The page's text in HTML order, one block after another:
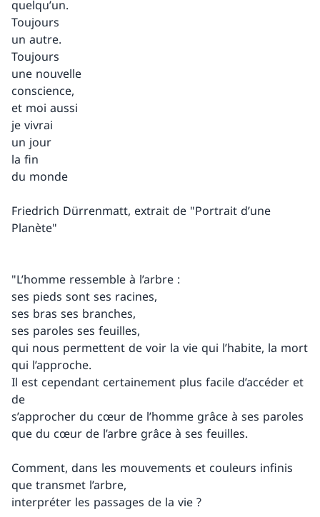
quelqu’un.
Toujours
un autre.
Toujours
une nouvelle
conscience,
et moi aussi
je vivrai
un jour
la fin
du monde
Friedrich Dürrenmatt, extrait de "Portrait d’une
Planète"
"L’homme ressemble à l’arbre :
ses pieds sont ses racines,
ses bras ses branches,
ses paroles ses feuilles,
qui nous permettent de voir la vie qui l’habite, la mort
qui l’approche.
Il est cependant certainement plus facile d’accéder et
de
s’approcher du cœur de l’homme grâce à ses paroles
que du cœur de l’arbre grâce à ses feuilles.
Comment, dans les mouvements et couleurs infinis
que transmet l’arbre,
interpréter les passages de la vie ?